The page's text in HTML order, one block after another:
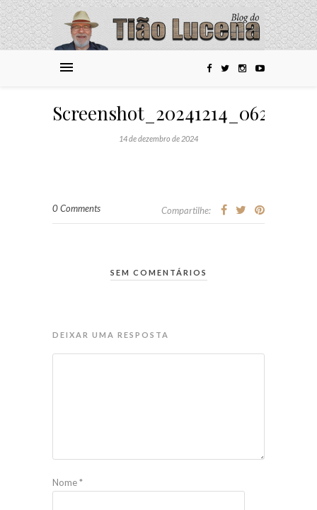
14 de dezembro de 2024
0 Comments Compartilhe:
SEM COMENTÁRIOS
DEIXAR UMA RESPOSTA
Nome*